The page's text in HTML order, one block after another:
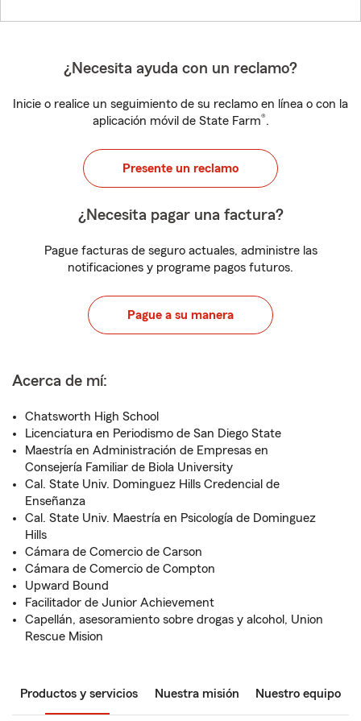
¿Necesita ayuda con un reclamo?
Inicie o realice un seguimiento de su reclamo en línea o con la
aplicación móvil de State Farm®.
Presente un reclamo
¿Necesita pagar una factura?
Pague facturas de seguro actuales, administre las
notificaciones y programe pagos futuros.
Pague a su manera
Acerca de mí:
Chatsworth High School
Licenciatura en Periodismo de San Diego State
Maestría en Administración de Empresas en
Consejería Familiar de Biola University
Cal. State Univ. Dominguez Hills Credencial de
Enseñanza
Cal. State Univ. Maestría en Psicología de Dominguez
Hills
Cámara de Comercio de Carson
Cámara de Comercio de Compton
Upward Bound
Facilitador de Junior Achievement
Capellán, asesoramiento sobre drogas y alcohol, Union
Rescue Mision
Productos y servicios Nuestra misión Nuestro equipo